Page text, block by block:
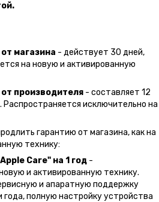
магазина - действует 30 дней,
на новую и активированную
производителя - составляет 12
Распространяется исключительно на
гарантию от магазина, как на
технику:
Care" на 1 год -
и активированную технику.
и апаратную поддержку
полную настройку устройства